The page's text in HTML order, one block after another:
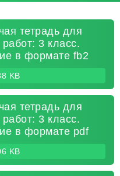
тетрадь для
3 класс.
в формате fb2
KB
тетрадь для
3 класс.
в формате pdf
KB